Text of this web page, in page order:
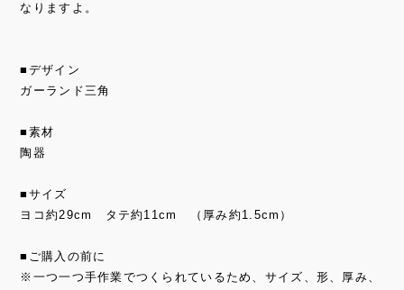
なりますよ。
■デザイン
ガーランド三角
■素材
陶器
■サイズ
ヨコ約29cm タテ約11cm （厚み約1.5cm）
■ご購入の前に
※一つ一つ手作業でつくられているため、サイズ、形、厚み、